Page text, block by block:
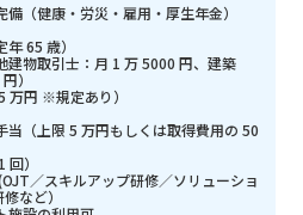
（健康・労災・雇用・厚生年金）
65 歳）
物取引士：月 1 万 5000 円、建築
）
円 ※規定あり）
（上限 5 万円もしくは取得費用の 50
）
／スキルアップ研修／ソリューショ
など）